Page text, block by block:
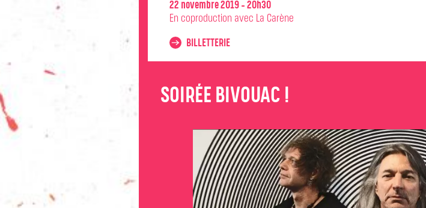
22 novembre 2019 - 20h30
En coproduction avec La Carène
BILLETTERIE
SOIRÉE BIVOUAC !